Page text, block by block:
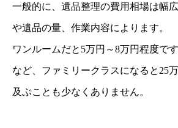
一般的に、遺品整理の費用相場は幅
や遺品の量、作業内容によります。
ワンルームだと5万円～8万円程度で
など、ファミリークラスになると25
及ぶことも少なくありません。